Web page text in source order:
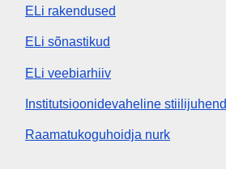
ELi rakendused
ELi sõnastikud
ELi veebiarhiiv
Institutsioonidevaheline stiilijuhend
Raamatukoguhoidja nurk